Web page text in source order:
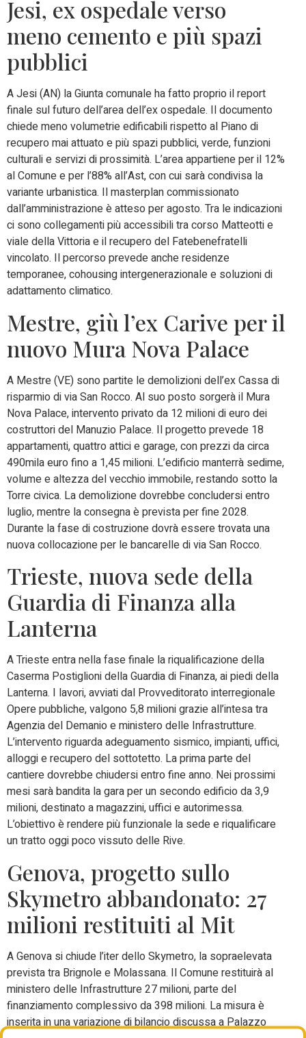
Jesi, ex ospedale verso
meno cemento e più spazi
pubblici
A Jesi (AN) la Giunta comunale ha fatto proprio il report
finale sul futuro dell’area dell’ex ospedale. Il documento
chiede meno volumetrie edificabili rispetto al Piano di
recupero mai attuato e più spazi pubblici, verde, funzioni
culturali e servizi di prossimità. L’area appartiene per il 12%
al Comune e per l’88% all’Ast, con cui sarà condivisa la
variante urbanistica. Il masterplan commissionato
dall’amministrazione è atteso per agosto. Tra le indicazioni
ci sono collegamenti più accessibili tra corso Matteotti e
viale della Vittoria e il recupero del Fatebenefratelli
vincolato. Il percorso prevede anche residenze
temporanee, cohousing intergenerazionale e soluzioni di
adattamento climatico.
Mestre, giù l’ex Carive per il
nuovo Mura Nova Palace
A Mestre (VE) sono partite le demolizioni dell’ex Cassa di
risparmio di via San Rocco. Al suo posto sorgerà il Mura
Nova Palace, intervento privato da 12 milioni di euro dei
costruttori del Manuzio Palace. Il progetto prevede 18
appartamenti, quattro attici e garage, con prezzi da circa
490mila euro fino a 1,45 milioni. L’edificio manterrà sedime,
volume e altezza del vecchio immobile, restando sotto la
Torre civica. La demolizione dovrebbe concludersi entro
luglio, mentre la consegna è prevista per fine 2028.
Durante la fase di costruzione dovrà essere trovata una
nuova collocazione per le bancarelle di via San Rocco.
Trieste, nuova sede della
Guardia di Finanza alla
Lanterna
A Trieste entra nella fase finale la riqualificazione della
Caserma Postiglioni della Guardia di Finanza, ai piedi della
Lanterna. I lavori, avviati dal Provveditorato interregionale
Opere pubbliche, valgono 5,8 milioni grazie all’intesa tra
Agenzia del Demanio e ministero delle Infrastrutture.
L’intervento riguarda adeguamento sismico, impianti, uffici,
alloggi e recupero del sottotetto. La prima parte del
cantiere dovrebbe chiudersi entro fine anno. Nei prossimi
mesi sarà bandita la gara per un secondo edificio da 3,9
milioni, destinato a magazzini, uffici e autorimessa.
L’obiettivo è rendere più funzionale la sede e riqualificare
un tratto oggi poco vissuto delle Rive.
Genova, progetto sullo
Skymetro abbandonato: 27
milioni restituiti al Mit
A Genova si chiude l’iter dello Skymetro, la sopraelevata
prevista tra Brignole e Molassana. Il Comune restituirà al
ministero delle Infrastrutture 27 milioni, parte del
finanziamento complessivo da 398 milioni. La misura è
inserita in una variazione di bilancio discussa a Palazzo